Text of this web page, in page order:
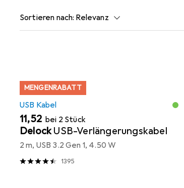
Sortieren nach: Relevanz
MENGENRABATT
USB Kabel
EUR
11,52 bei 2 Stück
DelockUSB-Verlängerungskabel
2 m, USB 3.2 Gen 1, 4.50 W
1395